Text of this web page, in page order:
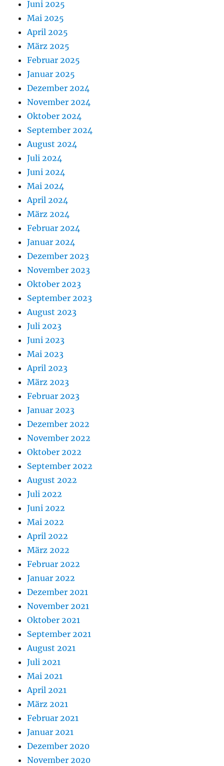
Juni 2025
Mai 2025
April 2025
März 2025
Februar 2025
Januar 2025
Dezember 2024
November 2024
Oktober 2024
September 2024
August 2024
Juli 2024
Juni 2024
Mai 2024
April 2024
März 2024
Februar 2024
Januar 2024
Dezember 2023
November 2023
Oktober 2023
September 2023
August 2023
Juli 2023
Juni 2023
Mai 2023
April 2023
März 2023
Februar 2023
Januar 2023
Dezember 2022
November 2022
Oktober 2022
September 2022
August 2022
Juli 2022
Juni 2022
Mai 2022
April 2022
März 2022
Februar 2022
Januar 2022
Dezember 2021
November 2021
Oktober 2021
September 2021
August 2021
Juli 2021
Mai 2021
April 2021
März 2021
Februar 2021
Januar 2021
Dezember 2020
November 2020